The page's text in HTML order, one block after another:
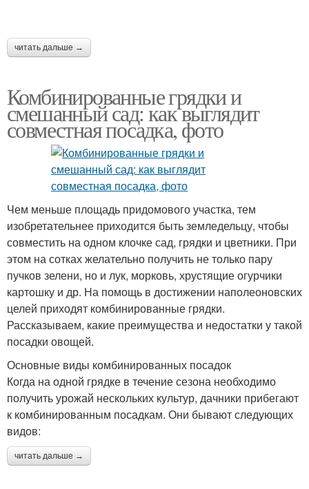
читать дальше →
Комбинированные грядки и
смешанный сад: как выглядит
совместная посадка, фото
Чем меньше площадь придомового участка, тем
изобретательнее приходится быть земледельцу, чтобы
совместить на одном клочке сад, грядки и цветники. При
этом на сотках желательно получить не только пару
пучков зелени, но и лук, морковь, хрустящие огурчики
картошку и др. На помощь в достижении наполеоновских
целей приходят комбинированные грядки.
Рассказываем, какие преимущества и недостатки у такой
посадки овощей.
Основные виды комбинированных посадок
Когда на одной грядке в течение сезона необходимо
получить урожай нескольких культур, дачники прибегают
к комбинированным посадкам. Они бывают следующих
видов:
читать дальше →